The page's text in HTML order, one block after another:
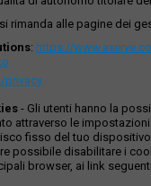
rimanda alle pagine dei
: https://
privacy
- Gli utenti hanno la
attraverso le impostazioni
fisso del tuo
possibile disabilitare i
browser, ai link